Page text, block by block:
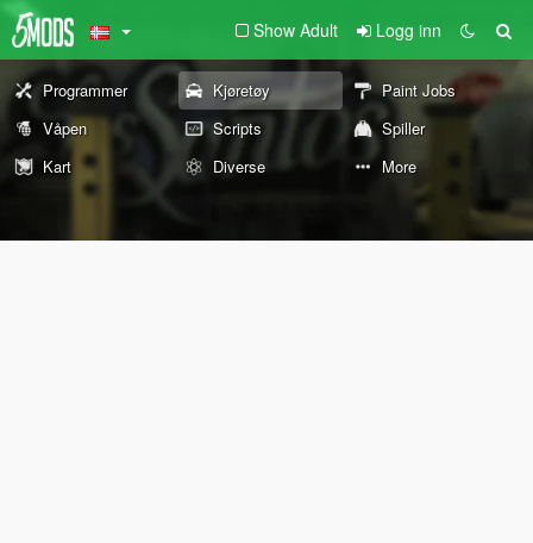
Show Adult Logg inn
Programmer Kjøretøy
Paint Jobs
Våpen
Scripts
Spiller
Kart
Diverse More